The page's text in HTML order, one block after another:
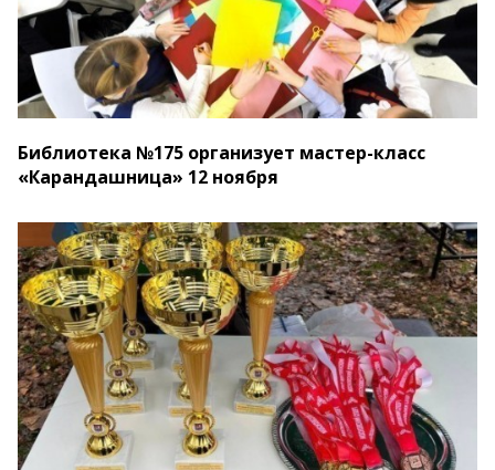
Библиотека №175 организует мастер-класс
«Карандашница» 12 ноября